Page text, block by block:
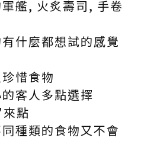
艦, 火炙壽司, 手卷
什麼都想試的感覺
惜食物
客人多點選擇
點
種類的食物又不會